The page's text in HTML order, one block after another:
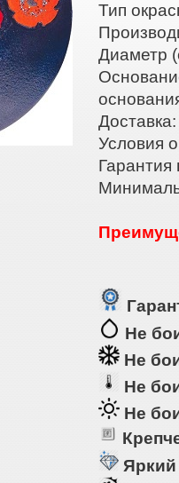
Тип
Диаметр
Условия
Гарантия
Не
Не
Не
Не